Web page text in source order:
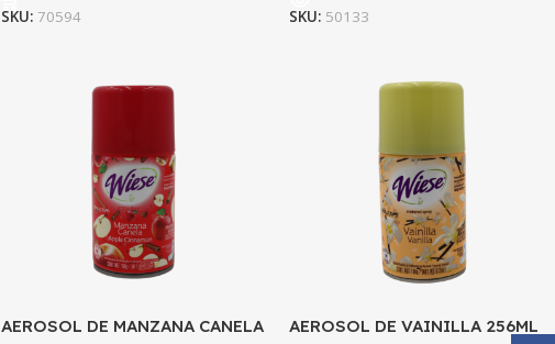
SKU:70594 SKU: 50133
AEROSOL DE MANZANA CANELA
AEROSOL DE VAINILLA 256ML